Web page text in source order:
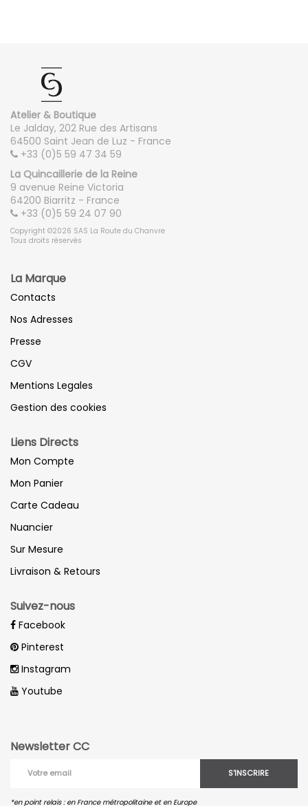
Atelier & Boutique
Le Jalday, 202 Rue des Artisans
64500 Saint Jean de Luz - France
+33 (0)5 59 47 34 59
La Quincaillerie de la Reine
9 avenue Reine Victoria
64200 Biarritz - France
+33 (0)5 59 24 07 90
Copyright ©2026 SAS La Route du Chanvre
Tous droits réservés
La Marque
Contacts
Nos Adresses
Presse
CGV
Mentions Legales
Gestion des cookies
Liens Directs
Mon Compte
Mon Panier
Carte Cadeau
Nuancier
Sur Mesure
Livraison & Retours
Suivez-nous
Facebook
Pinterest
Instagram
Youtube
Newsletter CC
S'INSCRIRE
*en point relais : en France métropolitaine et en Europe